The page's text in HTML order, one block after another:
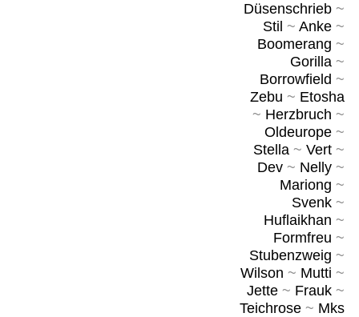
Düsenschrieb~
Stil ~ Anke~
Boomerang ~
Gorilla~
Borrowfield ~
Zebu ~ Etosha
~ Herzbruch ~
Oldeurope~
Stella~ Vert~
Dev~ Nelly~
Mariong ~
Svenk~
Huflaikhan ~
Formfreu ~
Stubenzweig ~
Wilson ~ Mutti ~
Jette~ Frauk~
Teichrose~ Mks